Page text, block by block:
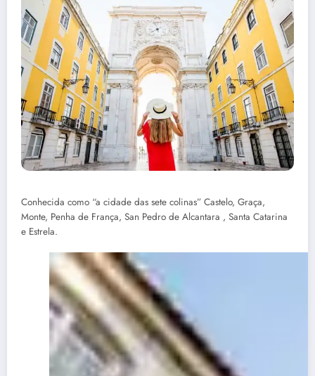
Conhecida como “a cidade das sete colinas” Castelo, Graça,
Monte, Penha de França, San Pedro de Alcantara , Santa Catarina
e Estrela.